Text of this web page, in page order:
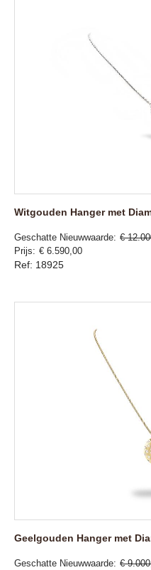
Witgouden Hanger met
Geschatte Nieuwwaarde €
Prijs
€ 6.590,00
Ref: 18925
Geelgouden Hanger met
Geschatte Nieuwwaarde €